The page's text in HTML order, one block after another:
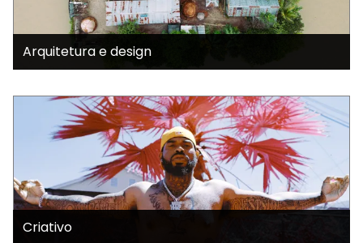
Arquitetura e design
Criativo